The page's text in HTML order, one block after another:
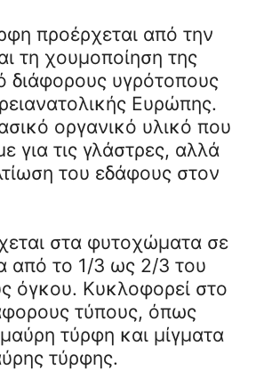
προέρχεται από την
τη χουμοποίηση της
διάφορους υγρότοπους
Ευρώπης.
οργανικό υλικό που
για τις γλάστρες, αλλά
του εδάφους στον
στα φυτοχώματα σε
από το 1/3 ως 2/3 του
όγκου. Κυκλοφορεί στο
τύπους, όπως
τύρφη και μίγματα
τύρφης.